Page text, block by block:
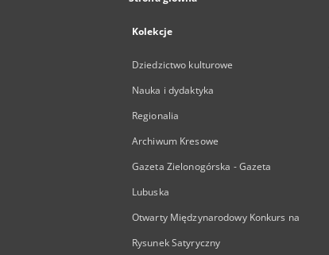
Kolekcje
Dziedzictwo kulturowe
Nauka i dydaktyka
Regionalia
Archiwum Kresowe
Gazeta Zielonogórska - Gazeta
Lubuska
Otwarty Międzynarodowy Konkurs na
Rysunek Satyryczny